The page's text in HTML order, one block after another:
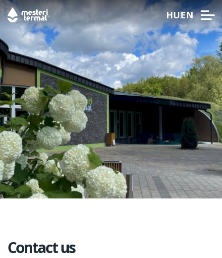
HUEN
Contact us